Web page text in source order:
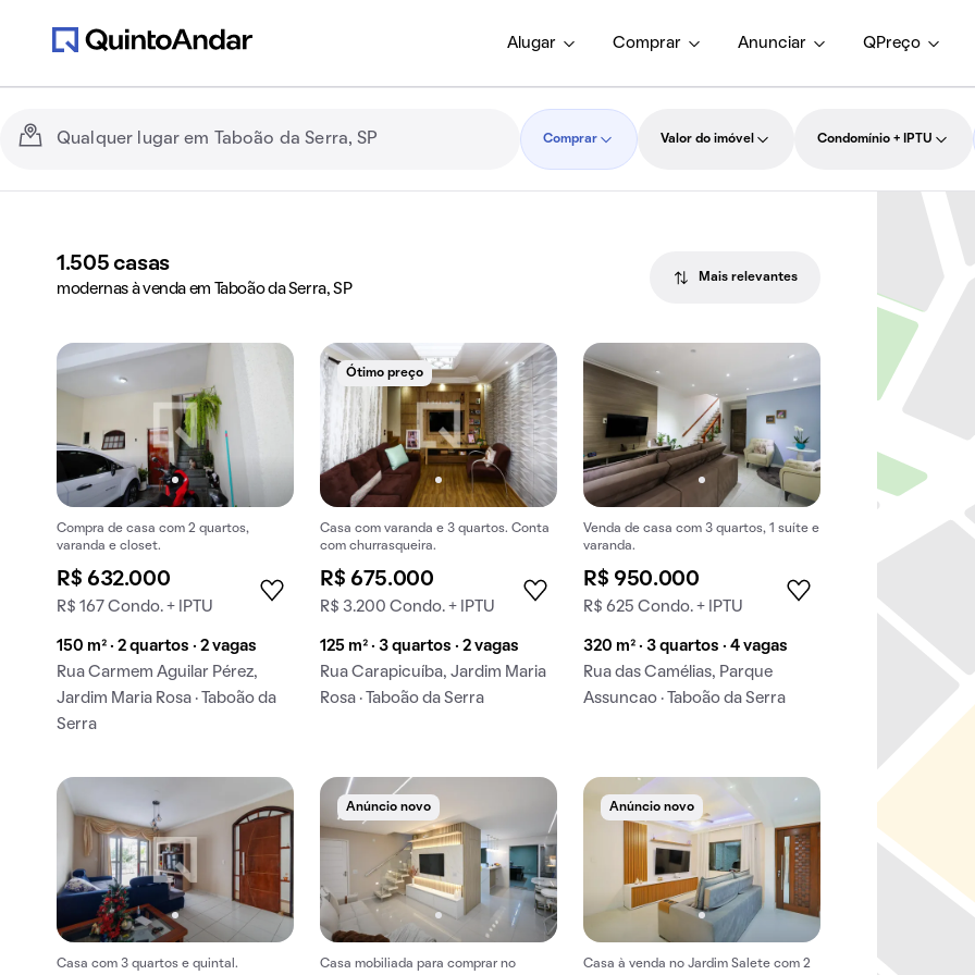
Alugar Comprar Anunciar QPreço
Comprar Valor do imóvel Condomínio + IPTU
1.505 casas
modernas à venda em Taboão da Serra, SP
Mais relevantes
Compra de casa com 2 quartos,
varanda e closet.
R$ 632.000
R$ 167 Condo. + IPTU
150 m² · 2 quartos · 2 vagas
Rua Carmem Aguilar Pérez,
Jardim Maria Rosa · Taboão da
Serra
Ótimo preço
Casa com varanda e 3 quartos. Conta
com churrasqueira.
R$ 675.000
R$ 3.200 Condo. + IPTU
125 m² · 3 quartos · 2 vagas
Rua Carapicuíba, Jardim Maria
Rosa · Taboão da Serra
Venda de casa com 3 quartos, 1 suíte e
varanda.
R$ 950.000
R$ 625 Condo. + IPTU
320 m² · 3 quartos · 4 vagas
Rua das Camélias, Parque
Assuncao · Taboão da Serra
Casa com 3 quartos e quintal.
Anúncio novo
Casa mobiliada para comprar no
Anúncio novo
Casa à venda no Jardim Salete com 2